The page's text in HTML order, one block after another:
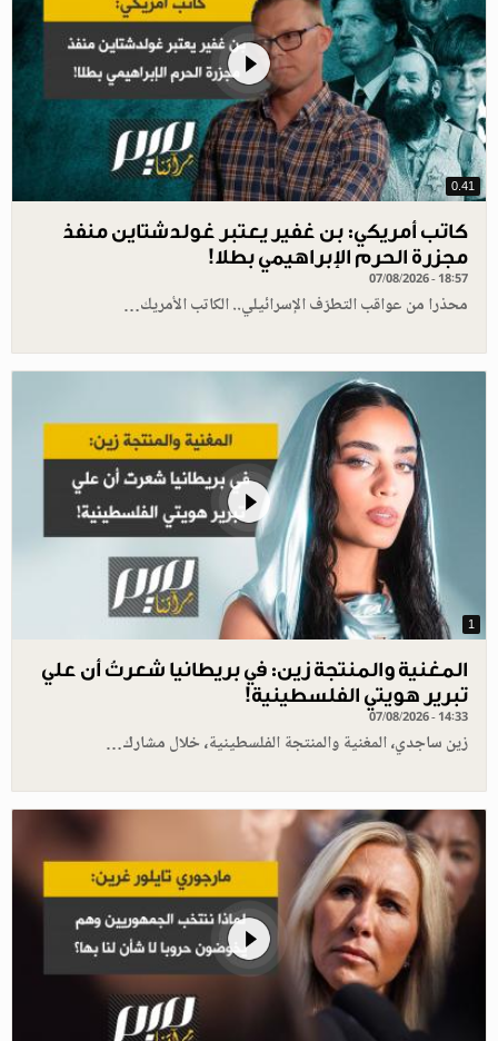
0.41
كاتب أمريكي: بن غفير يعتبر غولدشتاين منفذ
مجزرة الحرم الإبراهيمي بطلا!
07/08/2026 - 18:57
محذرا من عواقب التطرّف الإسرائيلي.. الكاتب الأمريك…
1
المغنية والمنتجة زين: في بريطانيا شعرتُ أن علي
تبرير هويتي الفلسطينية!
07/08/2026 - 14:33
زين ساجدي، المغنية والمنتجة الفلسطينية، خلال مشارك…